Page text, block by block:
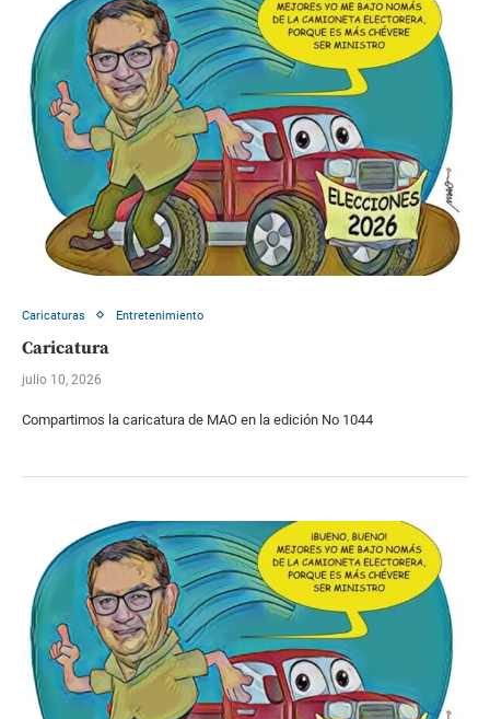
Caricaturas Entretenimiento
Caricatura
julio 10, 2026
Compartimos la caricatura de MAO en la edición No 1044